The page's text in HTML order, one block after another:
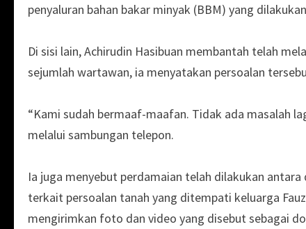
penyaluran bahan bakar minyak (BBM) yang
Di sisi lain, Achirudin Hasibuan membantah telah
sejumlah wartawan, ia menyatakan persoalan
“Kami sudah bermaaf-maafan. Tidak ada masalah
melalui sambungan telepon.
Ia juga menyebut perdamaian telah dilakukan
terkait persoalan tanah yang ditempati keluarga
mengirimkan foto dan video yang disebut sebagai